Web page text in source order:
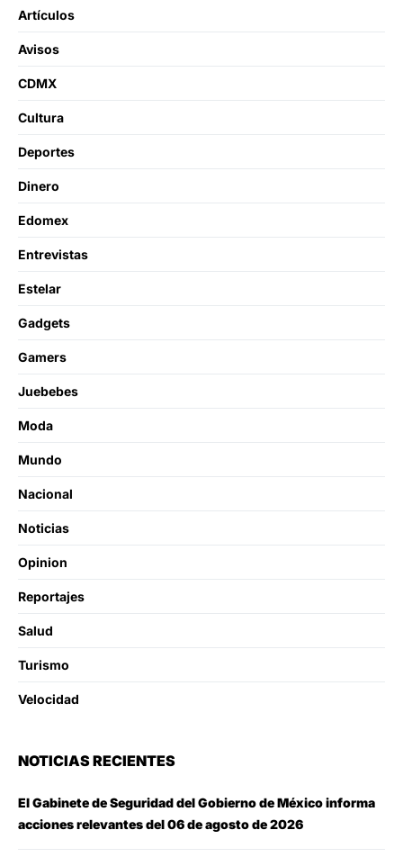
Artículos
Avisos
CDMX
Cultura
Deportes
Dinero
Edomex
Entrevistas
Estelar
Gadgets
Gamers
Juebebes
Moda
Mundo
Nacional
Noticias
Opinion
Reportajes
Salud
Turismo
Velocidad
NOTICIAS RECIENTES
El Gabinete de Seguridad del Gobierno de México informa
acciones relevantes del 06 de agosto de 2026